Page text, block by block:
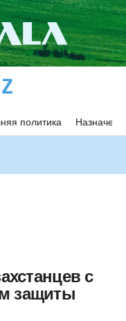
политика
с
защиты